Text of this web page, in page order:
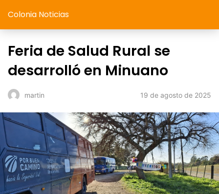
Colonia Noticias
Feria de Salud Rural se
desarrolló en Minuano
martin 19 de agosto de 2025